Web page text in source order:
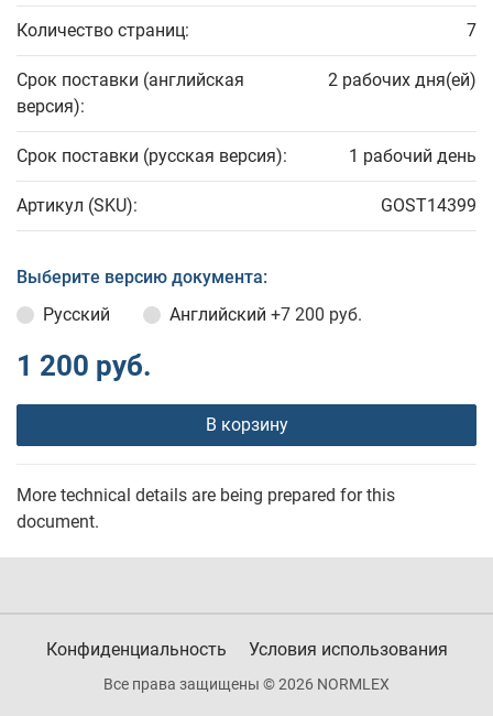
Количество страниц: 7
Срок поставки (английская
версия):
2 рабочих дня(ей)
Срок поставки (русская версия): 1 рабочий день
Артикул (SKU): GOST14399
Выберите версию документа:
Русский
Английский +7 200 руб.
1 200 руб.
В корзину
More technical details are being prepared for this
document.
Конфиденциальность Условия использования
Все права защищены © 2026 NORMLEX